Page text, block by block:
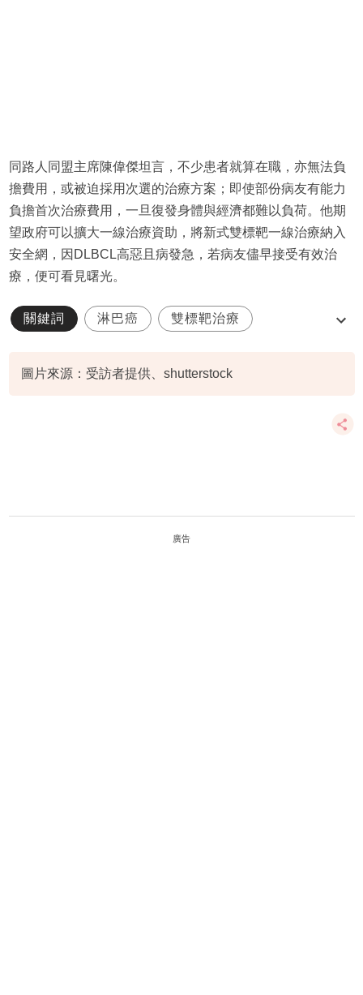
同路人同盟主席陳偉傑坦言，不少患者就算在職，亦無法負
擔費用，或被迫採用次選的治療方案；即使部份病友有能力
負擔首次治療費用，一旦復發身體與經濟都難以負荷。他期
望政府可以擴大一線治療資助，將新式雙標靶一線治療納入
安全網，因DLBCL高惡且病發急，若病友儘早接受有效治
療，便可看見曙光。
關鍵詞 淋巴癌 雙標靶治療
圖片來源：受訪者提供、shutterstock
廣告